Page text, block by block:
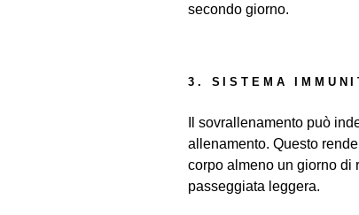
secondo giorno.
3. SISTEMA
Il sovrallenamento può
allenamento. Questo
corpo almeno un giorno di
passeggiata leggera.